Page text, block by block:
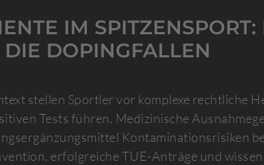
IM SPITZENSPORT:
DOPINGFALLEN
stellen Sportler vor komplexe rechtliche
Tests führen. Medizinische
Kontaminationsrisiken
erfolgreiche TUE-Anträge und